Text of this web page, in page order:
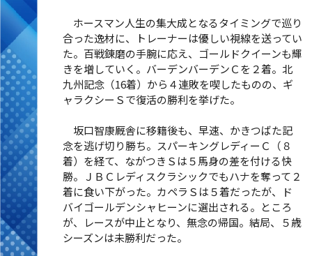
ホースマン人生の集大成となるタイミングで巡り
合った逸材に、トレーナーは優しい視線を送ってい
た。百戦錬磨の手腕に応え、ゴールドクイーンも輝
きを増していく。バーデンバーデンＣを２着。北
九州記念（16着）から４連敗を喫したものの、ギ
ャラクシーＳで復活の勝利を挙げた。
坂口智康厩舎に移籍後も、早速、かきつばた記
念を逃げ切り勝ち。スパーキングレディーＣ（８
着）を経て、ながつきＳは５馬身の差を付ける快
勝。ＪＢＣレディスクラシックでもハナを奪って２
着に食い下がった。カペラＳは５着だったが、ド
バイゴールデンシャヒーンに選出される。ところ
が、レースが中止となり、無念の帰国。結局、５歳
シーズンは未勝利だった。